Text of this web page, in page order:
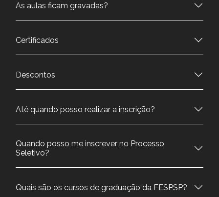
As aulas ficam gravadas?
Certificados
Descontos
Até quando posso realizar a inscrição?
Quando posso me inscrever no Processo
Seletivo?
Quais são os cursos de graduação da FESPSP?